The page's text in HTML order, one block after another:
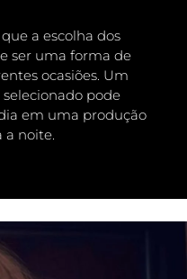
a escolha dos
ser uma forma de
ocasiões. Um
pode
em uma produção
a noite.